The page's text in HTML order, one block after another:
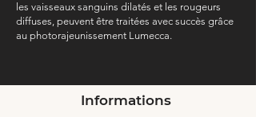
les vaisseaux sanguins dilatés et les rougeurs
diffuses, peuvent être traitées avec succès grâce
au photorajeunissement Lumecca.
Informations